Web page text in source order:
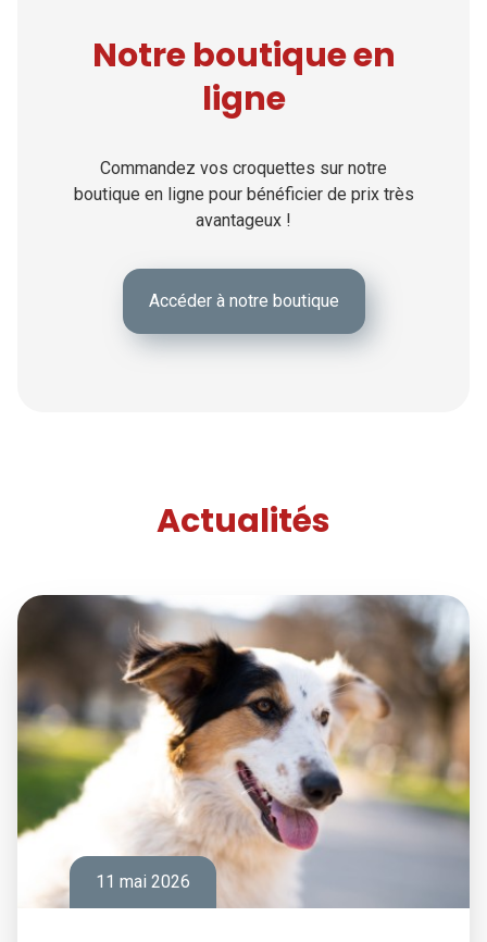
Notre boutique en
ligne
Commandez vos croquettes sur notre
boutique en ligne pour bénéficier de prix très
avantageux !
Accéder à notre boutique
Actualités
11 mai 2026